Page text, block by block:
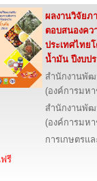
ผลงานวิจัยภ
ตอบสนองค
ประเทศไทย
น้ำมัน ปีงบป
สำนักงานพัฒ
(องค์การมห
สำนักงานพัฒ
(องค์การมห
การเกษตรแ
รี